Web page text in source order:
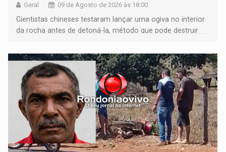
Geral 09 de Agosto de 2026 às 18:00
Cientistas chineses testaram lançar uma ogiva no interior
da rocha antes de detoná-la, método que pode destruir